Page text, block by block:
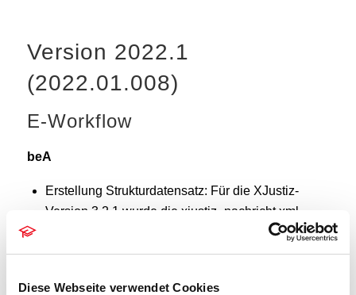
Diese Webseite verwendet Cookies
Version 2022.1
(2022.01.008)
E-Workflow
beA
Erstellung Strukturdatensatz: Für die XJustiz-
Version 3.2.1 wurde die xjustiz_nachricht.xml
Notariat